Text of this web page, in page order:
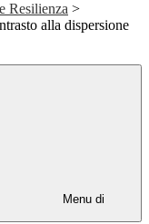
Resilienza >
alla dispersione
Menu di